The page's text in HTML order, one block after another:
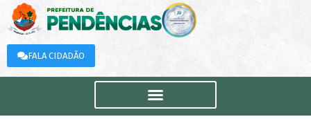
FALA CIDADÃO